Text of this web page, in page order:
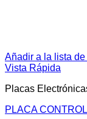
Añadir a la lista
Vista Rápida
Placas
PLACA